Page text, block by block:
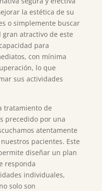
la estética de su
o simplemente buscar
atractivo de este
para
con mínima
lo que
sus actividades
tratamiento de
precedido por una
atentamente
pacientes. Este
diseñar un plan
responda
individuales,
solo son